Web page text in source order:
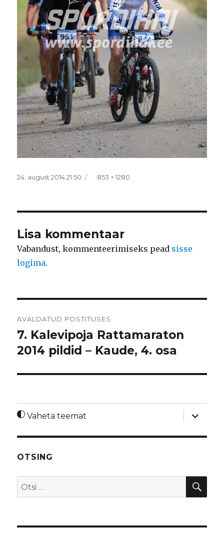
Postitatud
24. august 2014 21:50 Täissuurus
853 × 1280
Lisa kommentaar
Vabandust, kommenteerimiseks pead sisse
logima.
AVALDATUD POSTITUSES
7. Kalevipoja Rattamaraton
2014 pildid – Kaude, 4. osa
Vaheta teemat
laienda
OTSING
Otsi: